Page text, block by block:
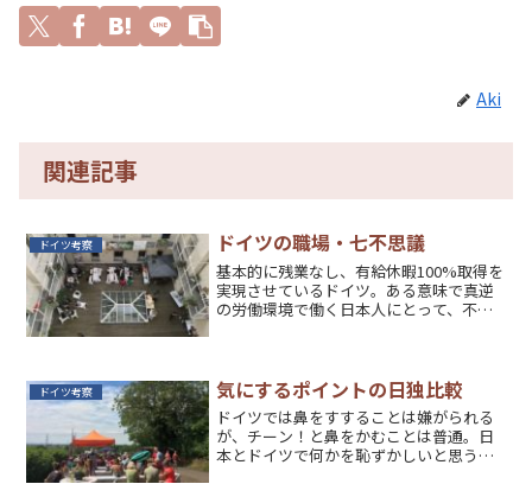
Aki
関連記事
ドイツ考察 ドイツの職場・七不思議
基本的に残業なし、有給休暇100%取得を
実現させているドイツ。ある意味で真逆
の労働環境で働く日本人にとって、不思
ドイツ考察 気にするポイントの日独比較
ドイツでは鼻をすすることは嫌がられる
が、チーン！と鼻をかむことは普通。日
本とドイツで何かを恥ずかしいと思うポ